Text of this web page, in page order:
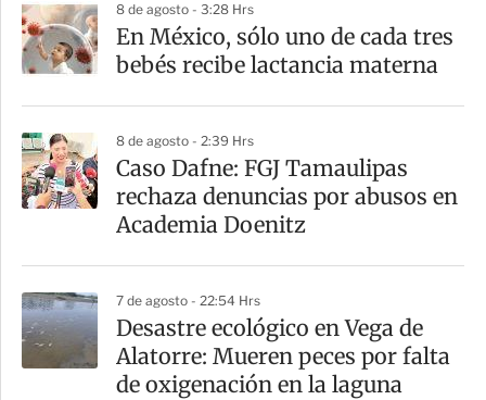
a
r
i
r
8 de agosto - 3:28 Hrs
En México, sólo uno de cada tres
bebés recibe lactancia materna
8 de agosto - 2:39 Hrs
Caso Dafne: FGJ Tamaulipas
rechaza denuncias por abusos en
Academia Doenitz
7 de agosto - 22:54 Hrs
Desastre ecológico en Vega de
Alatorre: Mueren peces por falta
de oxigenación en la laguna